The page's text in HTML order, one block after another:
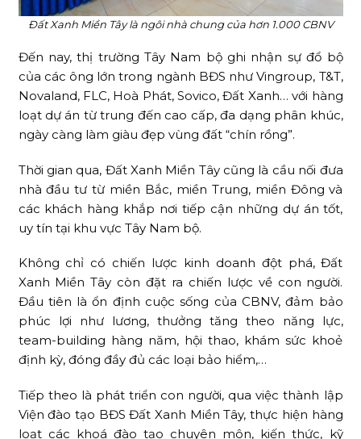
Đất Xanh Miền Tây là ngôi nhà chung của hơn 1.000 CBNV
Đến nay, thị trường Tây Nam bộ ghi nhận sự đổ bộ
của các ông lớn trong ngành BĐS như Vingroup, T&T,
Novaland, FLC, Hoà Phát, Sovico, Đất Xanh… với hàng
loạt dự án từ trung đến cao cấp, đa dạng phân khúc,
ngày càng làm giàu đẹp vùng đất “chín rồng”.
Thời gian qua, Đất Xanh Miền Tây cũng là cầu nối đưa
nhà đầu tư từ miền Bắc, miền Trung, miền Đông và
các khách hàng khắp nơi tiếp cận những dự án tốt,
uy tín tại khu vực Tây Nam bộ.
Không chỉ có chiến lược kinh doanh đột phá, Đất
Xanh Miền Tây còn đặt ra chiến lược về con người.
Đầu tiên là ổn định cuộc sống của CBNV, đảm bảo
phúc lợi như lương, thưởng tăng theo năng lực,
team-building hàng năm, hội thao, khám sức khoẻ
định kỳ, đóng đầy đủ các loại bảo hiểm,…
Tiếp theo là phát triển con người, qua việc thành lập
Viện đào tạo BĐS Đất Xanh Miền Tây, thực hiện hàng
loạt các khoá đào tạo chuyên môn, kiến thức, kỹ